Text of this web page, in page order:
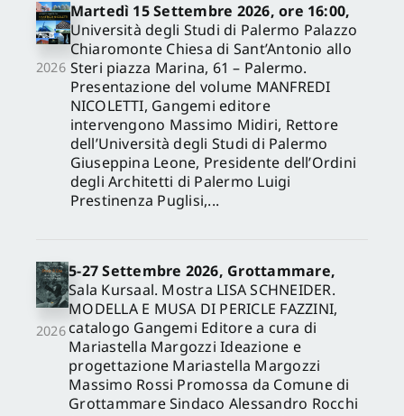
2026
Martedì 15 Settembre 2026, ore 16:00,
Università degli Studi di Palermo Palazzo
Chiaromonte Chiesa di Sant’Antonio allo
Steri piazza Marina, 61 – Palermo.
Presentazione del volume MANFREDI
NICOLETTI, Gangemi editore
intervengono Massimo Midiri, Rettore
dell’Università degli Studi di Palermo
Giuseppina Leone, Presidente dell’Ordini
degli Architetti di Palermo Luigi
Prestinenza Puglisi,...
2026
5-27 Settembre 2026, Grottammare,
Sala Kursaal. Mostra LISA SCHNEIDER.
MODELLA E MUSA DI PERICLE FAZZINI,
catalogo Gangemi Editore a cura di
Mariastella Margozzi Ideazione e
progettazione Mariastella Margozzi
Massimo Rossi Promossa da Comune di
Grottammare Sindaco Alessandro Rocchi